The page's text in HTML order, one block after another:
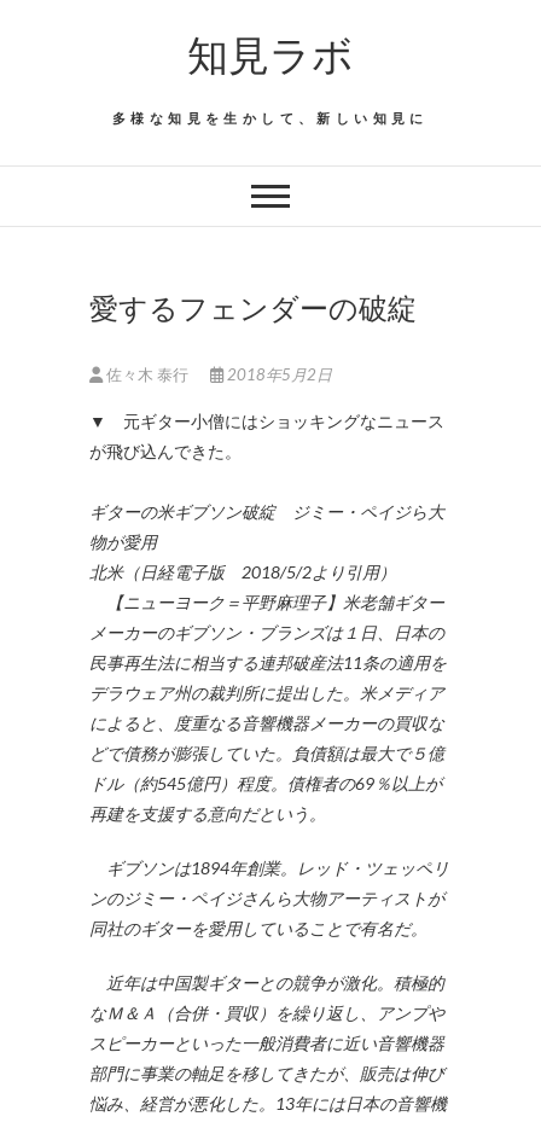
知見ラボ
多様な知見を生かして、新しい知見に
愛するフェンダーの破綻
佐々木 泰行 2018年5月2日
▼ 元ギター小僧にはショッキングなニュース
が飛び込んできた。
ギターの米ギブソン破綻 ジミー・ペイジら大
物が愛用
北米（日経電子版 2018/5/2より引用）
【ニューヨーク＝平野麻理子】米老舗ギター
メーカーのギブソン・ブランズは１日、日本の
民事再生法に相当する連邦破産法11条の適用を
デラウェア州の裁判所に提出した。米メディア
によると、度重なる音響機器メーカーの買収な
どで債務が膨張していた。負債額は最大で５億
ドル（約545億円）程度。債権者の69％以上が
再建を支援する意向だという。
ギブソンは1894年創業。レッド・ツェッペリ
ンのジミー・ペイジさんら大物アーティストが
同社のギターを愛用していることで有名だ。
近年は中国製ギターとの競争が激化。積極的
なＭ＆Ａ（合併・買収）を繰り返し、アンプや
スピーカーといった一般消費者に近い音響機器
部門に事業の軸足を移してきたが、販売は伸び
悩み、経営が悪化した。13年には日本の音響機